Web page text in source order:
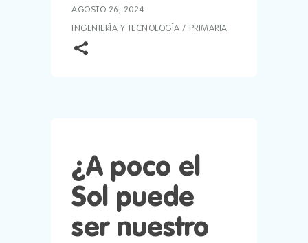
AGOSTO 26, 2024
INGENIERÍA Y TECNOLOGÍA / PRIMARIA
¿A poco el
Sol puede
ser nuestro